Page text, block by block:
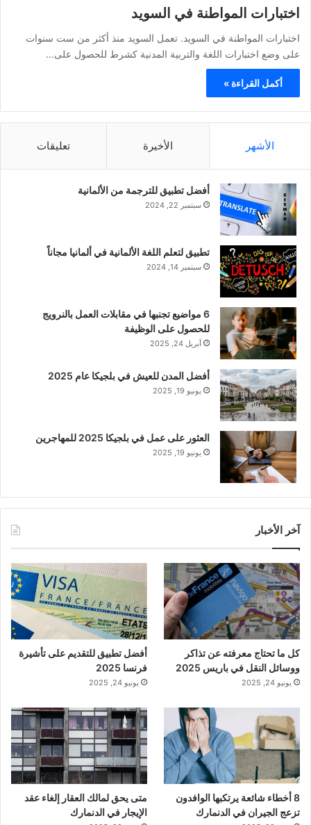
اختبارات المواطنة في السويد
اختبارات المواطنة في السويد. تعمل السويد منذ أكثر من ست سنوات
على وضع اختبارات اللغة والتربية المدنية كشرط للحصول على…
أكمل القراءة »
الأشهر الأخيرة تعليقات
أفضل تطبيق للترجمة من الألمانية
سبتمبر 22, 2024
تطبيق لتعلم اللغة الألمانية في ألمانيا مجاناً
سبتمبر 14, 2024
6 مواضيع تجنبها في مقابلات العمل بالنرويج
للحصول على الوظيفة
أبريل 24, 2025
أفضل المدن للعيش في بلجيكا عام 2025
يونيو 19, 2025
العثور على عمل في بلجيكا 2025 للمهاجرين
يونيو 19, 2025
آخر الأخبار
كل ما تحتاج معرفته عن تذاكر
ووسائل النقل في باريس 2025
يونيو 24, 2025
أفضل تطبيق للتقديم على تأشيرة
فرنسا 2025
يونيو 24, 2025
8 أخطاء شائعة يرتكبها الوافدون
تزعج الجيران في الدنمارك
متى يحق لمالك العقار إلغاء عقد
الإيجار في الدنمارك